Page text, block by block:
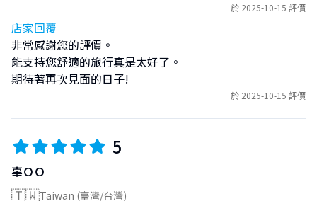
💡 Important Information
For 1-night, 2-day rentals, vehicle pick-up and return
are available only at Omoromachi Station.
The monorail fare to Omoromachi Station is the
customer's responsibility.
If you qualify for the free delivery service (2 nights, 3
days or more), please let us know your preferred pick-
up and drop-off locations in advance so we can make
the necessary arrangements.
Naha Airport is not available as a pick-up or drop-off
location.
於 2025-10-15 評價
店家回覆
非常感謝您的評價。
能支持您舒適的旅行真是太好了。
期待著再次見面的日子!
於 2025-10-15 評價
5
辜ＯＯ
🇹🇼Taiwan (臺灣/台灣)